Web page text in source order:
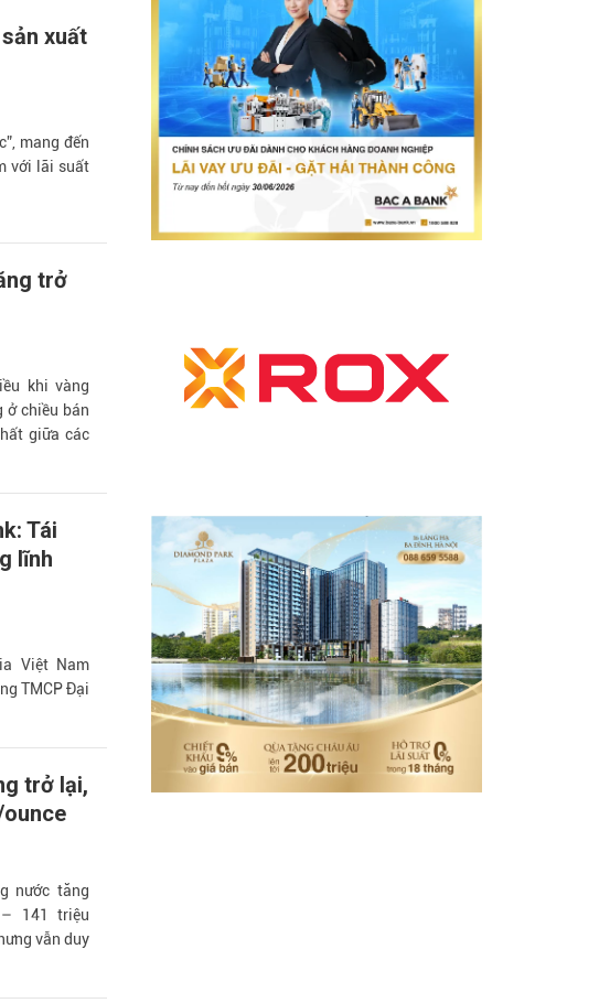
Theo phunuvietnam.vn
xuất
mang đến
với lãi suất
trở
khi vàng
ở chiều bán
giữa các
Tái
lĩnh
Việt Nam
TMCP Đại
trở lại,
nước tăng
141 triệu
vẫn duy